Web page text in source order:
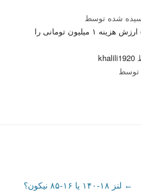
شده توسط
انتخاب لنز ۱۸-۱۴۰ نسبت به ۱۸-۵۵ ارزش هزینه ۱ میلیون تومانی را
khalili1920
توسط
← لنز ۱۸-۱۴۰ یا ۱۶-۸۵ نیکون؟